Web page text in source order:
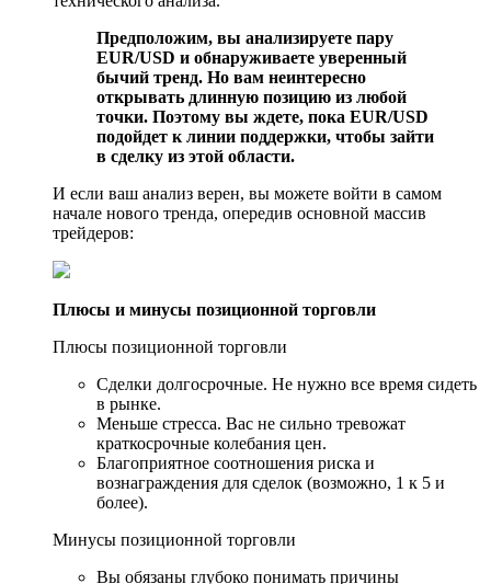
Предположим, вы анализируете пару
EUR/USD и обнаруживаете уверенный
бычий тренд. Но вам неинтересно
открывать длинную позицию из любой
точки. Поэтому вы ждете, пока EUR/USD
подойдет к линии поддержки, чтобы зайти
в сделку из этой области.
И если ваш анализ верен, вы можете войти в самом
начале нового тренда, опередив основной массив
трейдеров:
Плюсы и минусы позиционной торговли
Плюсы позиционной торговли
Сделки долгосрочные. Не нужно все время сидеть
в рынке.
Меньше стресса. Вас не сильно тревожат
краткосрочные колебания цен.
Благоприятное соотношения риска и
вознаграждения для сделок (возможно, 1 к 5 и
более).
Минусы позиционной торговли
Вы обязаны глубоко понимать причины